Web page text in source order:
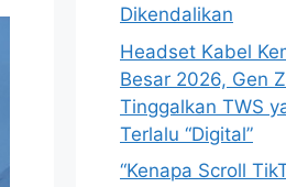
Dikendalikan
Headset Kabel
Besar 2026, Gen
Tinggalkan TWS
Terlalu “Digital”
“Kenapa Scroll